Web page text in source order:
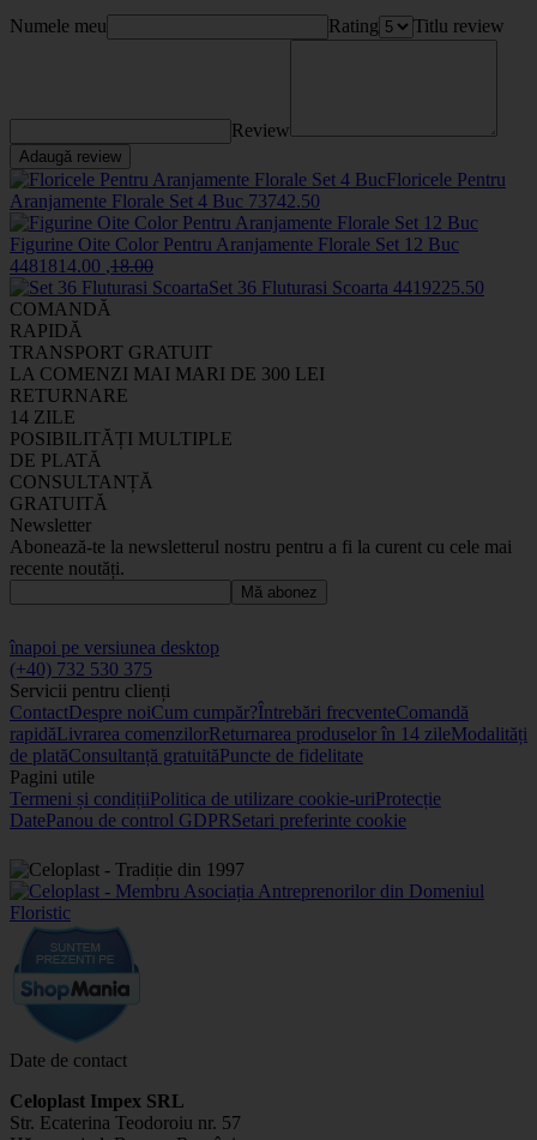
Numele meu Rating Titlu review
Review
Adaugă review
Floricele Pentru
Aranjamente Florale Set 4 Buc 73742.50
Figurine Oite Color Pentru Aranjamente Florale Set 12 Buc
4481814.00 ,18.00
Set 36 Fluturasi Scoarta 4419225.50
COMANDĂ
RAPIDĂ
TRANSPORT GRATUIT
LA COMENZI MAI MARI DE 300 LEI
RETURNARE
14 ZILE
POSIBILITĂȚI MULTIPLE
DE PLATĂ
CONSULTANȚĂ
GRATUITĂ
Newsletter
Abonează-te la newsletterul nostru pentru a fi la curent cu cele mai
recente noutăți.
Mă abonez
înapoi pe versiunea desktop
(+40) 732 530 375
Servicii pentru clienți
ContactDespre noiCum cumpăr?Întrebări frecventeComandă
rapidăLivrarea comenzilorReturnarea produselor în 14 zileModalități
de platăConsultanță gratuităPuncte de fidelitate
Pagini utile
Termeni și condițiiPolitica de utilizare cookie-uriProtecție
DatePanou de control GDPRSetari preferinte cookie
Date de contact
Celoplast Impex SRL
Str. Ecaterina Teodoroiu nr. 57